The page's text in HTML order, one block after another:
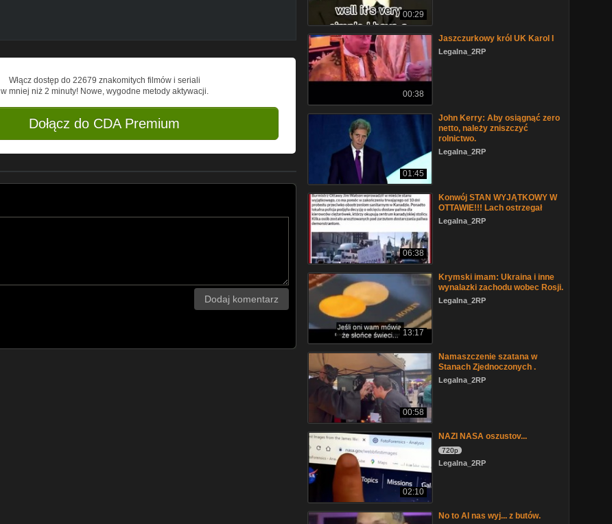
Włącz dostęp do 22679 znakomitych filmów i seriali
w mniej niż 2 minuty! Nowe, wygodne metody aktywacji.
Dołącz do CDA Premium
Dodaj komentarz
00:29
00:38
Jaszczurkowy król UK Karol I
Legalna_2RP
01:45
John Kerry: Aby osiągnąć zero
netto, należy zniszczyć
rolnictwo.
Legalna_2RP
06:38
Konwój STAN WYJĄTKOWY W
OTTAWIE!!! Lach ostrzegał
Legalna_2RP
13:17
Krymski imam: Ukraina i inne
wynalazki zachodu wobec Rosji.
Legalna_2RP
00:58
Namaszczenie szatana w
Stanach Zjednoczonych .
Legalna_2RP
02:10
NAZI NASA oszustov...
720p
Legalna_2RP
No to AI nas wyj... z butów.